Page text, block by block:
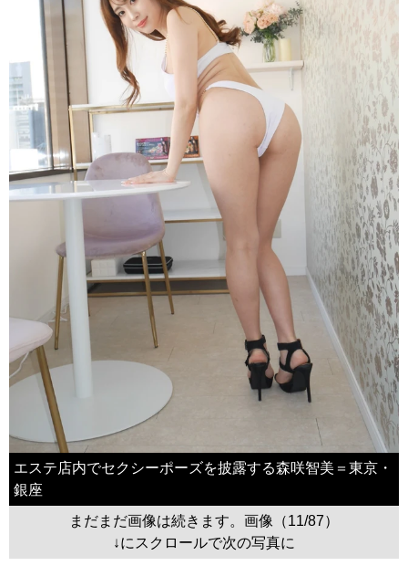
エステ店内でセクシーポーズを披露する森咲智美＝東京・
銀座
まだまだ画像は続きます。画像（11/87）
↓にスクロールで次の写真に